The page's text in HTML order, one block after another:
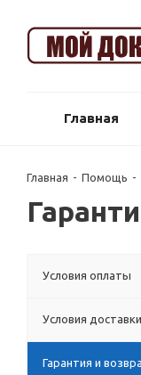
Главная
Главная - Помощь -
Условия оплаты
Условия доставки
Гарантия и